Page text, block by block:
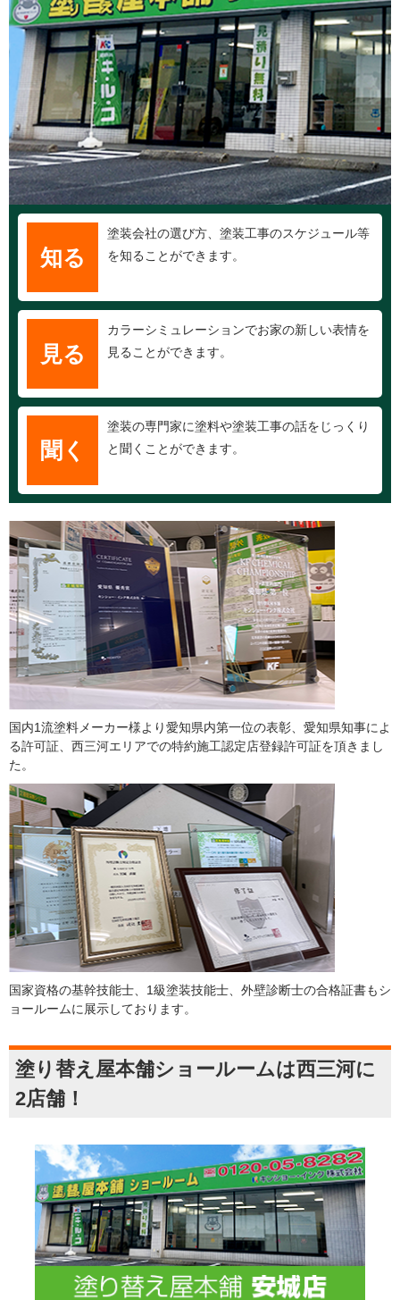
知る
塗装会社の選び方、塗装工事のスケジュール等
を知ることができます。
見る
カラーシミュレーションでお家の新しい表情を
見ることができます。
聞く
塗装の専門家に塗料や塗装工事の話をじっくり
と聞くことができます。
国内1流塗料メーカー様より愛知県内第一位の表彰、愛知県知事によ
る許可証、西三河エリアでの特約施工認定店登録許可証を頂きまし
た。
国家資格の基幹技能士、1級塗装技能士、外壁診断士の合格証書もシ
ョールームに展示しております。
塗り替え屋本舗ショールームは西三河に
2店舗！